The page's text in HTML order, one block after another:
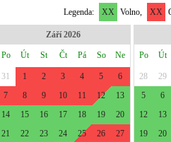
Legenda: XX Volno, XX
Září 2026
Po Út St Čt Pá So Ne
31 1 2 3 4 5
6
7
8 9 10 11 12
13
14
15 16 17 18 19
20
21
22 23 24 25 26
27
Po Út
28
29
5
6
12
13
19
20